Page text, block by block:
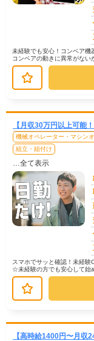
未経験でも安心！コンベア機
コンベアの動きに異常がない
の点検や保守作業もお願いし
【月収30万円以上可能
機械オペレーター・マシン
組立・組付け
…全て表示
スマホでサッと確認！未経
☆未経験の方でも安心して始
的には…→ウレタンシートの
【高時給1400円〜月収